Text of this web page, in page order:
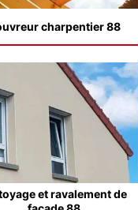
charpentier 88
et ravalement de